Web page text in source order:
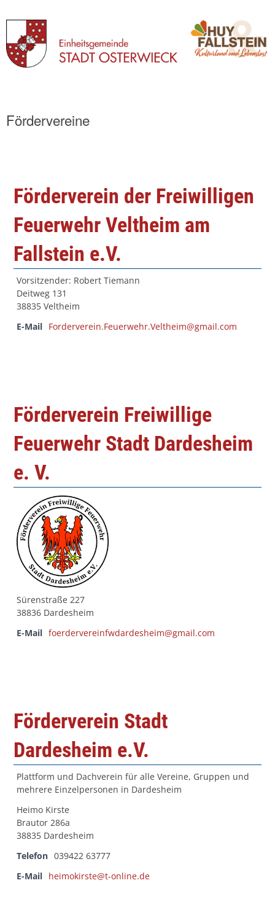
content
Fördervereine
Förderverein der Freiwilligen
Feuerwehr Veltheim am
Fallstein e.V.
Vorsitzender: Robert Tiemann
Deitweg 131
38835 Veltheim
E-Mail Forderverein.Feuerwehr.Veltheim@gmail.com
Förderverein Freiwillige
Feuerwehr Stadt Dardesheim
e. V.
Sürenstraße 227
38836 Dardesheim
E-Mail foerdervereinfwdardesheim@gmail.com
Förderverein Stadt
Dardesheim e.V.
Plattform und Dachverein für alle Vereine, Gruppen und
mehrere Einzelpersonen in Dardesheim
Heimo Kirste
Brautor 286a
38835 Dardesheim
Telefon 039422 63777
E-Mail heimokirste@t-online.de